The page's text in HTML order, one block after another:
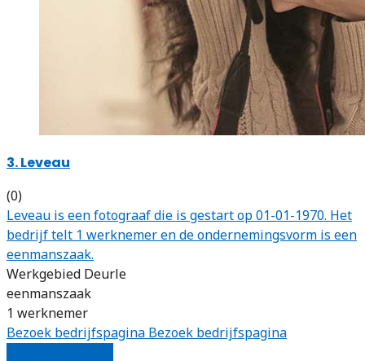
3. Leveau
(0)
Leveau is een fotograaf die is gestart op 01-01-1970. Het
bedrijf telt 1 werknemer en de ondernemingsvorm is een
eenmanszaak.
Werkgebied Deurle
eenmanszaak
1 werknemer
Bezoek bedrijfspagina Bezoek bedrijfspagina